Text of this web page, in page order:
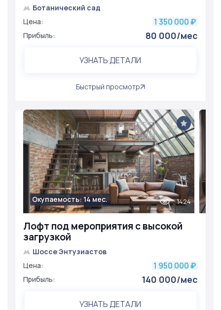
Ботанический сад
Цена:
1 350 000 ₽
Прибыль: 80 000/мес
УЗНАТЬ ДЕТАЛИ
Быстрый просмотр
Лофт под мероприятия с высокой
загрузкой
Окупаемость: 14 мес. 1424
Шоссе Энтузиастов
Цена:
1 950 000 ₽
Прибыль: 140 000/мес
УЗНАТЬ ДЕТАЛИ